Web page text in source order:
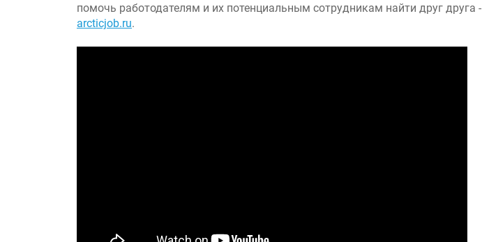
помочь работодателям и их потенциальным сотрудникам найти друг друга -
arcticjob.ru.